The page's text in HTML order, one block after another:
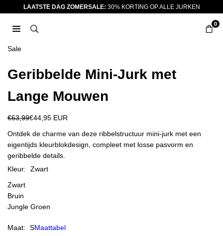
naar
inhoud
LAATSTE DAG ZOMERSALE: 30% KORTING OP ALLE JURKEN
0
Sale
Geribbelde Mini-Jurk met
Lange Mouwen
Reguliere
prijs
€63,99€44,95 EUR
Ontdek de charme van deze ribbelstructuur mini-jurk met een
eigentijds kleurblokdesign, compleet met losse pasvorm en
geribbelde details.
Kleur:
Zwart
Zwart
Bruin
Jungle Groen
Maat: SMaattabel